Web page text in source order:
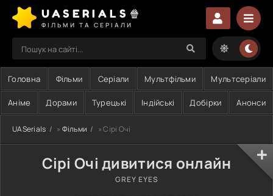
UASERIALS🍿
ФІЛЬМИ ТА СЕРІАЛИ
Головна Фільми Серіали Мультфільми Мультсеріали
Аніме Дорами Турецькі Індійські Добірки Анонси
UASerials » Фільми » Сірі Очі
Сірі Очі дивитися онлайн
GREY EYES